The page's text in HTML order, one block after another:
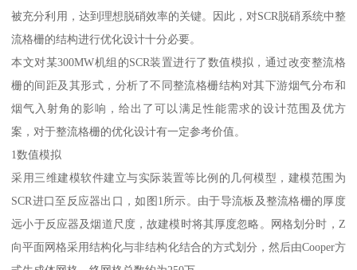
被充分利用，达到理想脱硝效率的关键。因此，对SCR脱硝系统中整
流格栅的结构进行优化设计十分必要。
本文对某300MW机组的SCR装置进行了数值模拟，通过改变整流格
栅的间距及其形式，分析了不同整流格栅结构对其下游烟气分布和
烟气入射角的影响，给出了可以满足性能需求的设计范围及优方
案，对于整流格栅的优化设计有一定参考价值。
1数值模拟
采用三维建模软件建立与实际装置等比例的几何模型，建模范围为
SCR进口至反应器出口，如图1所示。由于导流板及整流格栅的厚度
远小于反应器及烟道尺度，故建模时将其厚度忽略。网格划分时，Z
向平面网格采用结构化与非结构化结合的方式划分，然后由Cooper方